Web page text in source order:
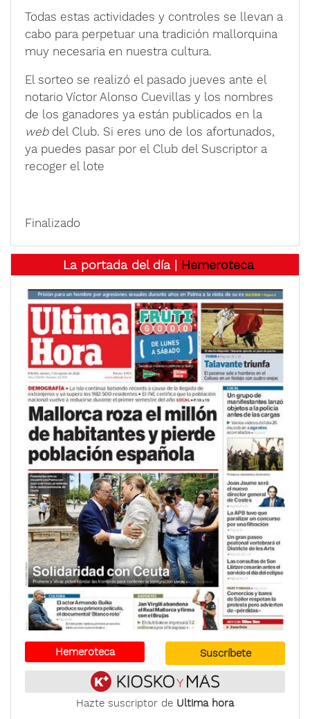
Todas estas actividades y controles se llevan a
cabo para perpetuar una tradición mallorquina
muy necesaria en nuestra cultura.
El sorteo se realizó el pasado jueves ante el
notario Víctor Alonso Cuevillas y los nombres
de los ganadores ya están publicados en la
webdel Club. Si eres uno de los afortunados,
ya puedes pasar por el Club del Suscriptor a
recoger el lote
Finalizado
La portada del día | Hemeroteca
Hemeroteca Suscríbete
Hazte suscriptor de Ultima hora